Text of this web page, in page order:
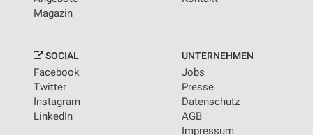
Magazin
SOCIAL
Facebook
Twitter
Instagram
LinkedIn
UNTERNEHMEN
Jobs
Presse
Datenschutz
AGB
Impressum